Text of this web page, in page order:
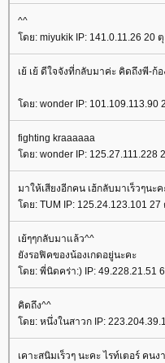
^^
ดย: miyukik IP: 141.0.11.26 20
เย้ เย้ ดีใจจังที่กลับมาค่ะ คิดถึงพี-ก้
ดย: wonder IP: 101.109.113.90
fighting kraaaaaa
ดย: wonder IP: 125.27.111.228
มาให้เสียงอีกคน เฮ้กลับมาเร็วๆนะค
ดย: TUM IP: 125.24.123.101
เย้ๆๆกลับมาแล้ว^^
ังรอฟิคของน้องเกดอยู่นะคะ
ดย: พี่นิดคร่า:) IP: 49.228.21.51
คิดถึง^^
ดย: หนึ่งในสาวก IP:
เคาะสนิมเร็วๆ นะคะ ไรท์เตอร์ คน